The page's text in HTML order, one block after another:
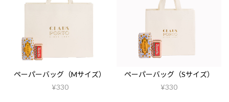
ペーパーバッグ（Mサイズ）
¥330
ペーパーバッグ（Sサイズ）
¥330